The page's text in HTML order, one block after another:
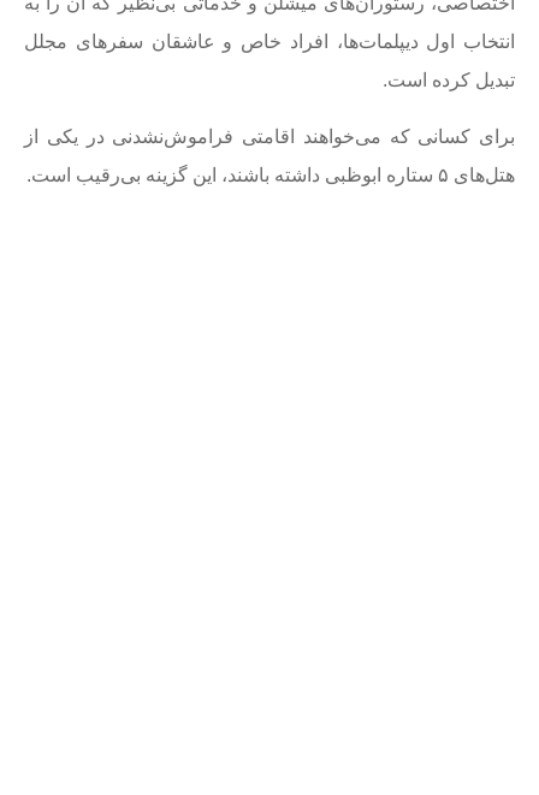
انتخاب اول دیپلمات‌ها، افراد خاص و عاشقان سفرهای مجلل
تبدیل کرده است.
برای کسانی که می‌خواهند اقامتی فراموش‌نشدنی در یکی از
هتل‌های ۵ ستاره ابوظبی داشته باشند، این گزینه بی‌رقیب است.